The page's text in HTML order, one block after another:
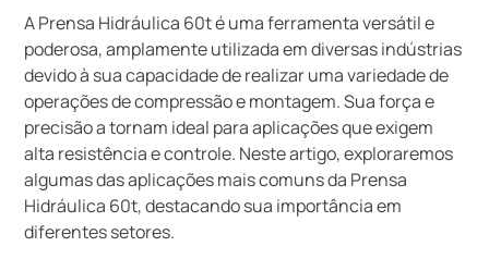
A Prensa Hidráulica 60t é uma ferramenta versátil e
poderosa, amplamente utilizada em diversas indústrias
devido à sua capacidade de realizar uma variedade de
operações de compressão e montagem. Sua força e
precisão a tornam ideal para aplicações que exigem
alta resistência e controle. Neste artigo, exploraremos
algumas das aplicações mais comuns da Prensa
Hidráulica 60t, destacando sua importância em
diferentes setores.